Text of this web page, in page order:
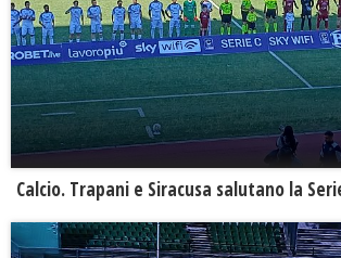
Calcio. Trapani e Siracusa salutano la